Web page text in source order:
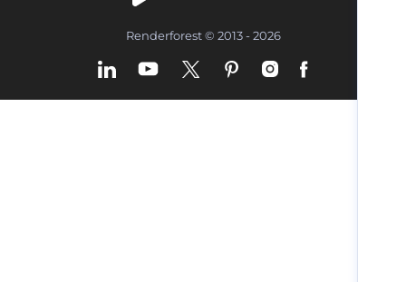
Renderforest © 2013 - 2026